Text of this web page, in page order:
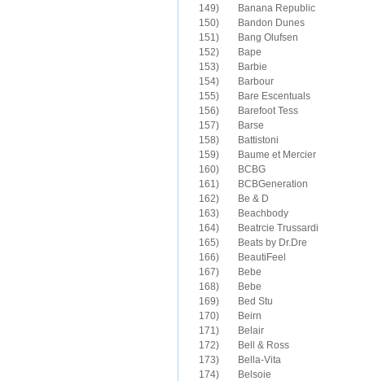
149)	Banana Republic
150)	Bandon Dunes
151)	Bang Olufsen
152)	Bape
153)	Barbie
154)	Barbour
155)	Bare Escentuals
156)	Barefoot Tess
157)	Barse
158)	Battistoni
159)	Baume et Mercier
160)	BCBG
161)	BCBGeneration
162)	Be & D
163)	Beachbody
164)	Beatrcie Trussardi
165)	Beats by Dr.Dre
166)	BeautiFeel
167)	Bebe
168)	Bebe
169)	Bed Stu
170)	Beirn
171)	Belair
172)	Bell & Ross
173)	Bella-Vita
174)	Belsoie